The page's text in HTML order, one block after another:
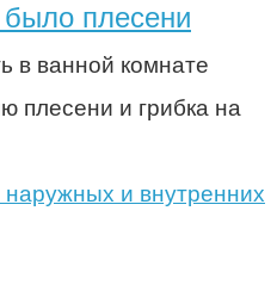
плесени
в ванной комнате
плесени и грибка на